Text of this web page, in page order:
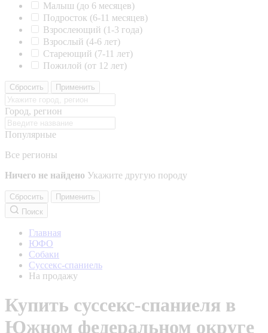
Малыш (до 6 месяцев)
Подросток (6-11 месяцев)
Взрослеющий (1-3 года)
Взрослый (4-6 лет)
Стареющий (7-11 лет)
Пожилой (от 12 лет)
Сбросить Применить
Город, регион
Популярные
Все регионы
Ничего не найдено Укажите другую породу
Сбросить
Применить
Поиск
Главная
ЮФО
Собаки
Суссекс-спаниель
На продажу
Купить суссекс-спаниеля в
Южном федеральном округе